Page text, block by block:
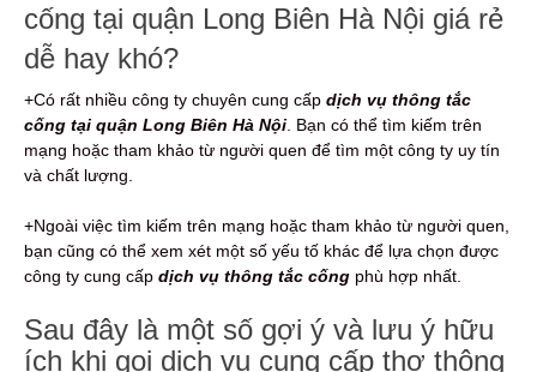
cống tại quận Long Biên Hà Nội giá rẻ
dễ hay khó?
+Có rất nhiều công ty chuyên cung cấp dịch vụ thông tắc
cống tại quận Long Biên Hà Nội. Bạn có thể tìm kiếm trên
mạng hoặc tham khảo từ người quen để tìm một công ty uy tín
và chất lượng.
+Ngoài việc tìm kiếm trên mạng hoặc tham khảo từ người quen,
bạn cũng có thể xem xét một số yếu tố khác để lựa chọn được
công ty cung cấp dịch vụ thông tắc cống phù hợp nhất.
Sau đây là một số gợi ý và lưu ý hữu
ích khi gọi dịch vụ cung cấp thợ thông